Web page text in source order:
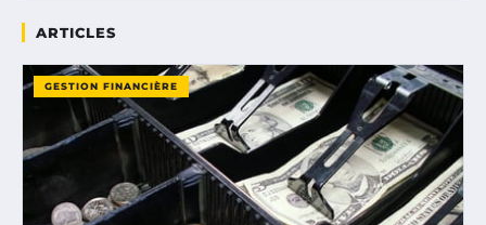
ARTICLES
GESTION FINANCIÈRE